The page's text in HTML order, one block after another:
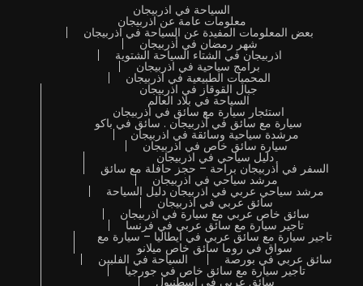
السياحة في اذربيجان
معلومات عامة عن اذربيجان
بعض المعلومات المفيدة عن السياحة في اذربيجان
شهر رمضان في أذربيجان
اذربيجان في الشتاء السياحة الشتوية
برامج سياحية في اذربيجان
المحميات الطبيعية في اذربيجان
جبال القوقاز في اذربيجان
السياحة في بلاد العالم
استئجار سيارة مع سائق في اذربيجان
سيارة مع سائق في أذربيجان . سائق في باكو
مرشدة سياحية وسائقة في اذربيجان
سيارة سائق خاص في اذربيجان
دليل سياحي في اذربيجان
السفر في أذربيجان براحة – حجز حافلة مع سائق
مرشد سياحي في اذربيجان
مرشد سياحي عربي في اذربيجان دليل السياحة
سائق عربي في اذربيجان
سائق خاص عربي مع سيارة في اذربيجان
تاجير سيارة مع سائق عربي في فرنسا
تاجير سيارة مع سائق عربي في ايطاليا – سيارة مع
سواق في روما سائق خاص ميلانو
السياحة في الفلبين سائق عربي في بورصة
تاجير سيارة مع سائق خاص في جورجيا
سائق عربي في اسطنبول